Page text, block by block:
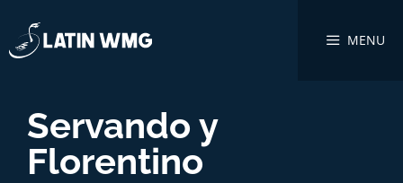
MENU
Servando y
Florentino